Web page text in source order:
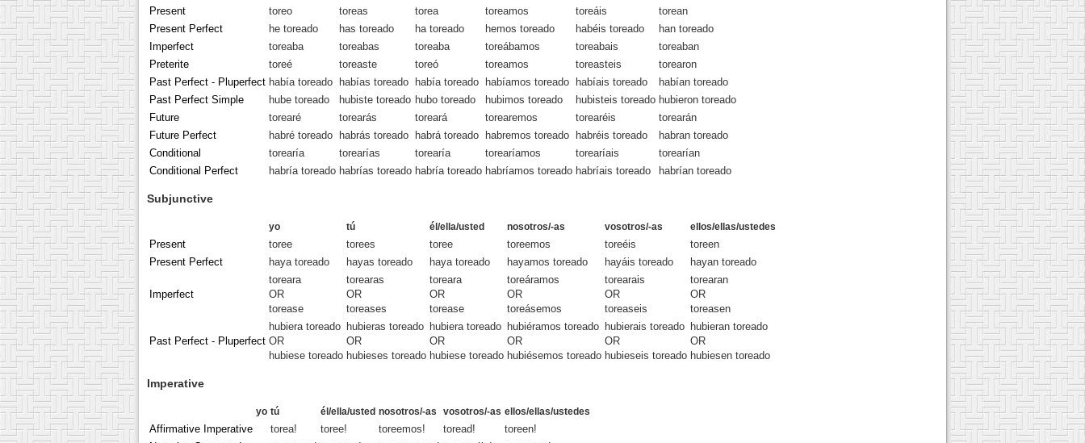
Present toreo toreas torea toreamos toreáis
torean
Present Perfect
he toreado has toreado ha toreado hemos toreado habéis toreado
han toreado
Imperfect
toreaba toreabas toreaba toreábamos toreabais
toreaban
Preterite
toreé toreaste toreó toreamos toreasteis
torearon
Past Perfect - Pluperfect había toreado habías toreado había toreado habíamos toreado habíais toreado
habían toreado
Past Perfect Simple
hube toreado hubiste toreado hubo toreado hubimos toreado hubisteis toreado hubieron toreado
Future
torearé torearás toreará torearemos torearéis
torearán
Future Perfect
habré toreado habrás toreado habrá toreado habremos toreado habréis toreado
habran toreado
Conditional
torearía torearías torearía torearíamos torearíais
torearían
Conditional Perfect
habría toreado habrías toreado habría toreado habríamos toreado habríais toreado habrían toreado
Subjunctive
yo tú él/ella/usted nosotros/-as vosotros/-as ellos/ellas/ustedes
Present toree torees toree toreemos toreéis
toreen
Present Perfect
haya toreado hayas toreado haya toreado hayamos toreado hayáis toreado hayan toreado
Imperfect
toreara
OR
torease
torearas
OR
toreases
toreara
OR
torease
toreáramos
OR
toreásemos
torearais
OR
toreaseis
torearan
OR
toreasen
Past Perfect - Pluperfect
hubiera toreado
OR
hubiese toreado
hubieras toreado
OR
hubieses toreado
hubiera toreado
OR
hubiese toreado
hubiéramos toreado
OR
hubiésemos toreado
hubierais toreado
OR
hubieseis toreado
hubieran toreado
OR
hubiesen toreado
Imperative
yo tú él/ella/usted nosotros/-as vosotros/-as ellos/ellas/ustedes
Affirmative Imperative torea! toree! toreemos! toread!
toreen!